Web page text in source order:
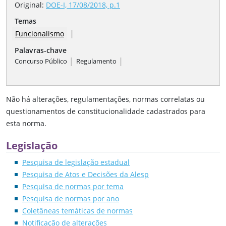
Original: DOE-I, 17/08/2018, p.1
Temas
Funcionalismo
|
Palavras-chave
Concurso Público | Regulamento |
Não há alterações, regulamentações, normas correlatas ou
questionamentos de constitucionalidade cadastrados para
esta norma.
Legislação
Pesquisa de legislação estadual
Pesquisa de Atos e Decisões da Alesp
Pesquisa de normas por tema
Pesquisa de normas por ano
Coletâneas temáticas de normas
Notificação de alterações